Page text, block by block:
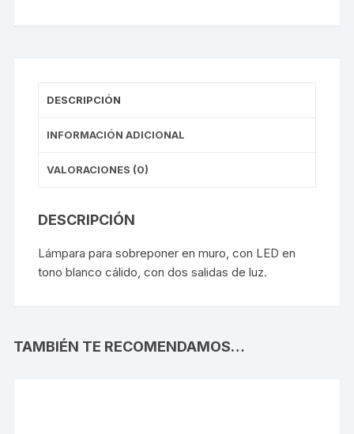
DESCRIPCIÓN
INFORMACIÓN ADICIONAL
VALORACIONES (0)
DESCRIPCIÓN
Lámpara para sobreponer en muro, con LED en
tono blanco cálido, con dos salidas de luz.
TAMBIÉN TE RECOMENDAMOS…